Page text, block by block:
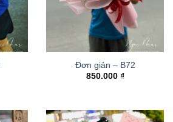
Đơn giản – B72
850.000 ₫